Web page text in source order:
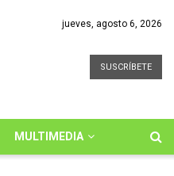
jueves, agosto 6, 2026
SUSCRÍBETE
MULTIMEDIA